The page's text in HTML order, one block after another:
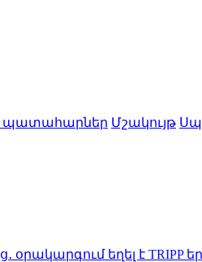
պատահարներ Մշակույթ
եղել է TRIPP երթուղու